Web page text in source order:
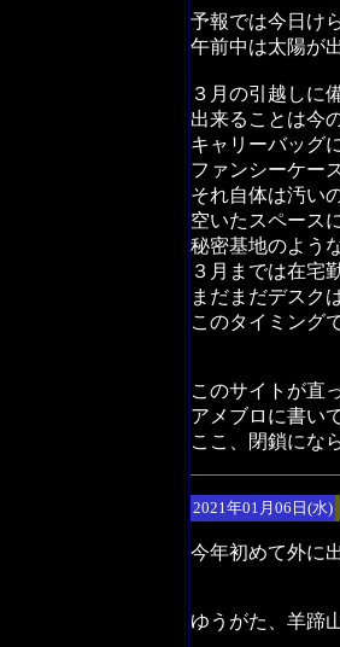
予報では今日け
午前中は太陽が
３月の引越しに
出来ることは今
キャリーバッグ
ファンシーケー
それ自体は汚い
空いたスペース
秘密基地のよう
３月までは在宅
まだまだデスク
このタイミング
このサイトが直
アメブロに書い
ここ、閉鎖にな
2021年01月06日(水)
今年初めて外に
ゆうがた、羊蹄